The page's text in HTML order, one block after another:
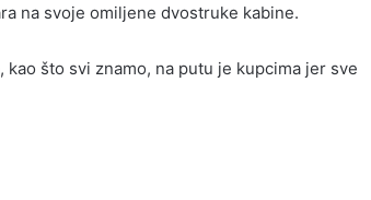
na svoje omiljene dvostruke kabine.
što svi znamo, na putu je kupcima jer sve